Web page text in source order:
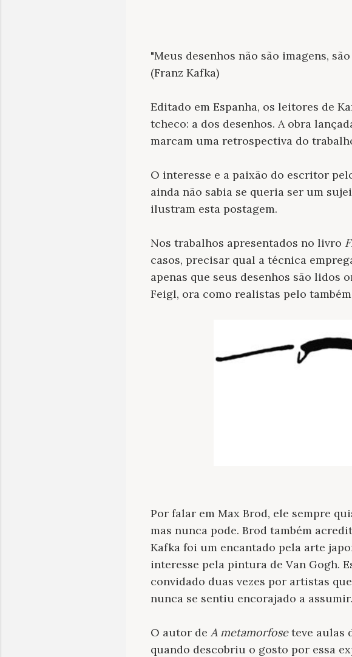
"Meus desenhos não são imagens,
(Franz Kafka)
Editado em Espanha, os leitores de
tcheco: a dos desenhos. A obra
marcam uma retrospectiva do
O interesse e a paixão do escritor
ainda não sabia se queria ser um
ilustram esta postagem.
Nos trabalhos apresentados no livro
casos, precisar qual a técnica
apenas que seus desenhos são lidos
Feigl, ora como realistas pelo
Por falar em Max Brod, ele sempre
mas nunca pode. Brod também
Kafka foi um encantado pela arte
interesse pela pintura de Van Gogh.
convidado duas vezes por artistas
nunca se sentiu encorajado a assumir.
O autor de A metamorfoseteve aulas
quando descobriu o gosto por essa